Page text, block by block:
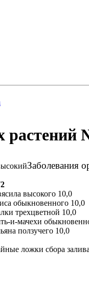
растений
Заболевания
высокого 10,0
обыкновенного 10,0
трехцветной 10,0
и-мачехи
ползучего 10,0
ложки сбора